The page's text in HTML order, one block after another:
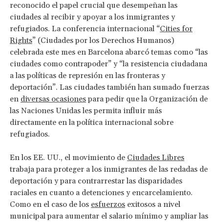
reconocido el papel crucial que desempeñan las
ciudades al recibir y apoyar a los inmigrantes y
refugiados. La conferencia internacional “Cities for
Rights” (Ciudades por los Derechos Humanos)
celebrada este mes en Barcelona abarcó temas como “las
ciudades como contrapoder” y “la resistencia ciudadana
a las políticas de represión en las fronteras y
deportación”. Las ciudades también han sumado fuerzas
en diversas ocasionespara pedir que la Organización de
las Naciones Unidas les permita influir más
directamente en la política internacional sobre
refugiados.
En los EE. UU., el movimiento de Ciudades Libres
trabaja para proteger a los inmigrantes de las redadas de
deportación y para contrarrestar las disparidades
raciales en cuanto a detenciones y encarcelamiento.
Como en el caso de los esfuerzos exitosos a nivel
municipal para aumentar el salario mínimo y ampliar las